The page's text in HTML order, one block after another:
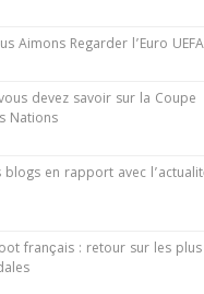
Aimons Regarder l’Euro UEFA
devez savoir sur la Coupe
Nations
blogs en rapport avec
français : retour sur les plus